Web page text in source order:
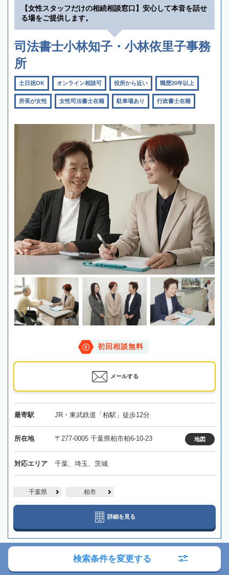
【女性スタッフだけの相続相談窓口】安心して本音を話せ
る場をご提供します。
司法書士小林知子・小林依里子事務
所
土日祝OK オンライン相談可 役所から近い 職歴20年以上
所長が女性 女性司法書士在籍 駐車場あり 行政書士在籍
初回相談無料
メールする
最寄駅 JR・東武鉄道「柏駅」徒歩12分
所在地 〒277-0005 千葉県柏市柏6-10-23 地図
対応エリア 千葉、埼玉、茨城
千葉県 柏市
詳細を見る
【初台駅徒歩6分】家族信託などで生前からサポート｜他
検索条件を変更する